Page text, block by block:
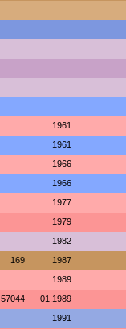
1961
1961
1966
1966
1977
1979
1982
169 1987
1989
57044 01.1989
1991